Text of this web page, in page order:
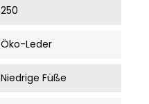
250
Öko-Leder
Niedrige Füße